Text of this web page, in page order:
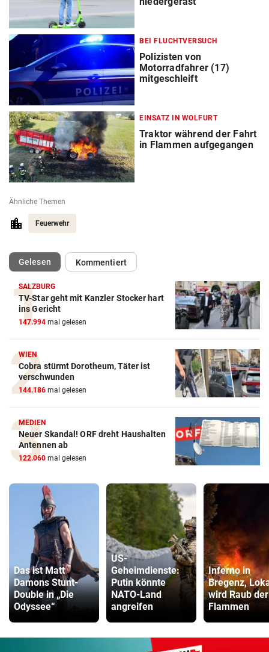
BEI FLUCHTVERSUCH
Polizisten von
Motorradfahrer (17)
mitgeschleift
EINSATZ IN WOLFURT
Traktor während der Fahrt
in Flammen aufgegangen
Ähnliche Themen
Feuerwehr
Gelesen(ausgewählt)Kommentiert
SALZBURG
TV-Star geht mit Kanzler Stocker hart
ins Gericht
147.994 mal gelesen
WIEN
Cobra stürmt Dorotheum, Täter ist
verschwunden
144.186 mal gelesen
MEDIEN
Neuer Skandal! ORF dreht Haushalten
Antennen ab
122.060 mal gelesen
Das ist Matt
Damons Stunt-
Double in „Die
Odyssee“
US-
Geheimdienste:
Putin könnte
NATO-Land
angreifen
Inferno in
Bregenz,
wird Raub der
Flammen